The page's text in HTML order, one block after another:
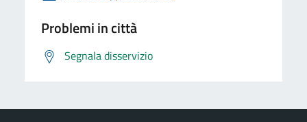
Problemi in città
Segnala disservizio